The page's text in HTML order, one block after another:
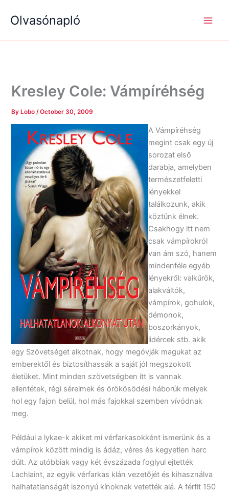
Olvasónapló
Kresley Cole: Vámpíréhség
By Lobo/October 30, 2009
A Vámpíréhség
megint csak egy új
sorozat első
darabja, amelyben
természetfeletti
lényekkel
találkozunk, akik
köztünk élnek.
Csakhogy itt nem
csak vámpírokról
van ám szó, hanem
mindenféle egyéb
lényekről: valkűrök,
alakváltók,
vámpírok, gohulok,
démonok,
boszorkányok,
lidércek stb. akik
egy Szövetséget alkotnak, hogy megóvják magukat az
emberektől és biztosíthassák a saját jól megszokott
életüket. Mint minden szövetségben itt is vannak
ellentétek, régi sérelmek és örökösödési háborúk melyek
hol egy fajon belül, hol más fajokkal szemben vívódnak
meg.
Például a lykae-k akiket mi vérfarkasokként ismerünk és a
vámpírok között mindig is ádáz, véres és kegyetlen harc
dúlt. Az utóbbiak vagy két évszázada foglyul ejtették
Lachlaint, az egyik vérfarkas klán vezetőjét és kihasználva
halhatatlanságát iszonyú kínoknak vetették alá. A férfit 150
e
a
é
g
k
é
g
k